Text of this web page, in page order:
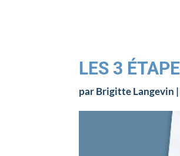
LES 3
parBrigitte Langevin |